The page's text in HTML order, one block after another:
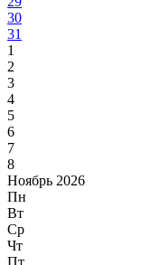
30
31
1
2
3
4
5
6
7
8
Ноябрь 2026
Пн
Вт
Ср
Чт